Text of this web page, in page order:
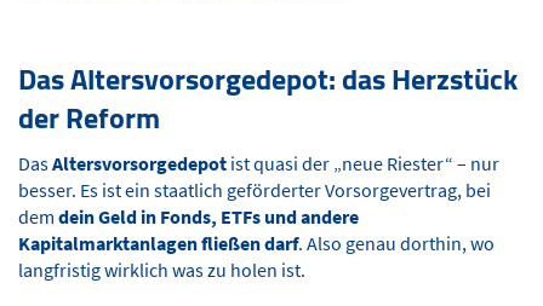
Das Altersvorsorgedepot: das Herzstück
der Reform
DasAltersvorsorgedepot ist quasi der „neue Riester“ – nur
besser. Es ist ein staatlich geförderter Vorsorgevertrag, bei
dem dein Geld in Fonds, ETFs und andere
Kapitalmarktanlagen fließen darf. Also genau dorthin, wo
langfristig wirklich was zu holen ist.